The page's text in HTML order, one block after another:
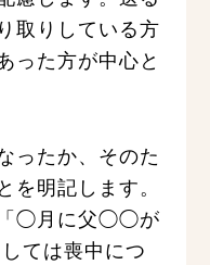
取りしている方
った方が中心と
ったか、そのた
明記します。
「◯月に父◯◯が
ては喪中につ